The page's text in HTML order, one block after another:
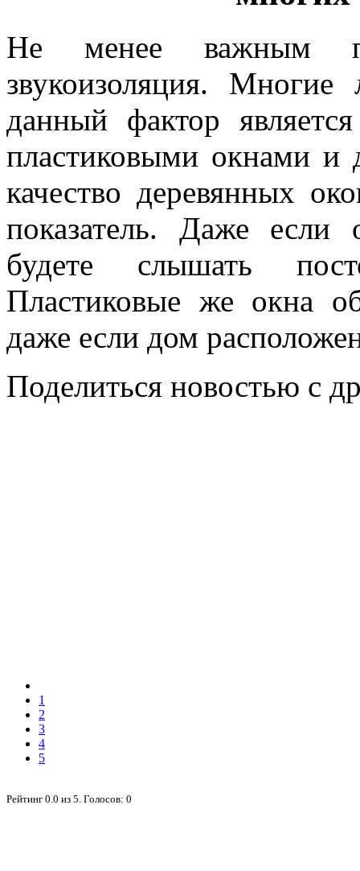
Не менее важным
звукоизоляция.
данный фактор
пластиковыми окнами и
качество деревянных
показатель. Даже
будете слышать
Пластиковые же окна
даже если дом
Поделиться новостью с
1
2
3
4
5
Рейтинг 0.0 из 5 . Голосов: 0